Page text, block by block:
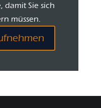
damit Sie sich
müssen.